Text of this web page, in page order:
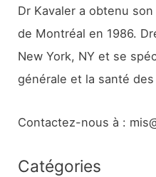
Dr Kavaler a obtenu
de Montréal en 1986.
New York, NY et se
générale et la santé
Contactez-nous à :
Catégories